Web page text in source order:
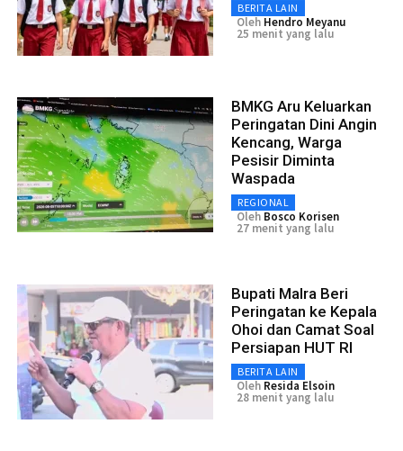
BERITA LAIN
Oleh Hendro Meyanu
25 menit yang lalu
BMKG Aru Keluarkan
Peringatan Dini Angin
Kencang, Warga
Pesisir Diminta
Waspada
REGIONAL
Oleh Bosco Korisen
27 menit yang lalu
Bupati Malra Beri
Peringatan ke Kepala
Ohoi dan Camat Soal
Persiapan HUT RI
BERITA LAIN
Oleh Resida Elsoin
28 menit yang lalu